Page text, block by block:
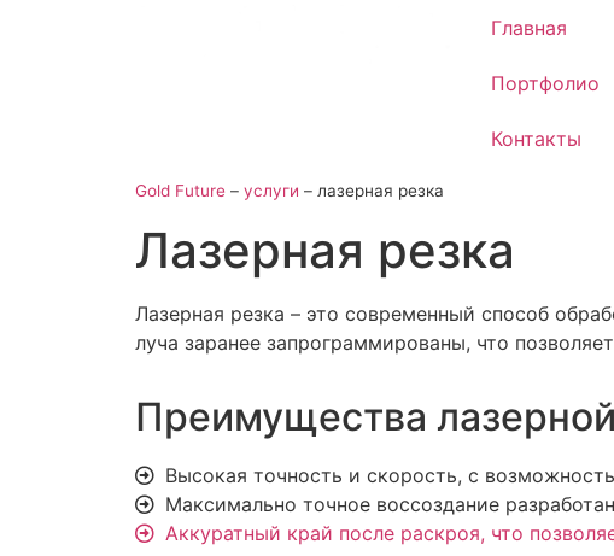
Главная
Портфолио
Контакты
Gold Future – услуги – лазерная резка
Лазерная резка
Лазерная резка – это современный способ
луча заранее запрограммированы, что
Преимущества
Высокая точность и скорость, с
Максимально точное воссоздание
Аккуратный край после раскроя, что